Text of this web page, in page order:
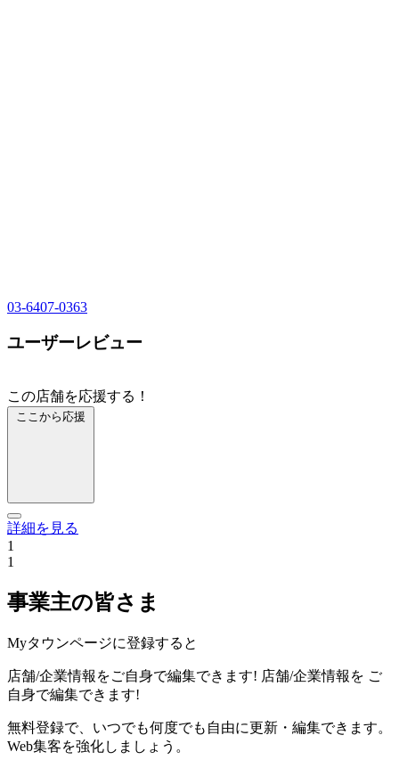
03-6407-0363
ユーザーレビュー
この店舗を応援する！
ここから応援
詳細を見る
1
1
事業主の皆さま
Myタウンページに登録すると
店舗/企業情報をご自身で編集できます! 店舗/企業情報を ご
自身で編集できます!
無料登録で、いつでも何度でも自由に更新・編集できます。
Web集客を強化しましょう。